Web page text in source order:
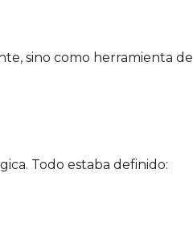
sino como herramienta de
Todo estaba definido: